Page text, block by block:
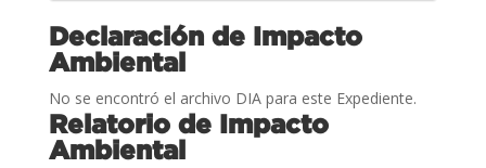
Declaración de Impacto
Ambiental
No se encontró el archivo DIA para este Expediente.
Relatorio de Impacto
Ambiental